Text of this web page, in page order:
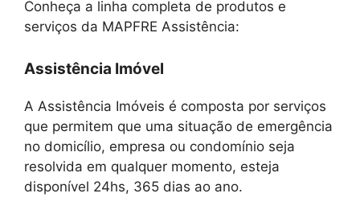
Conheça a linha completa de produtos e
serviços da MAPFRE Assistência:
Assistência Imóvel
A Assistência Imóveis é composta por serviços
que permitem que uma situação de emergência
no domicílio, empresa ou condomínio seja
resolvida em qualquer momento, esteja
disponível 24hs, 365 dias ao ano.